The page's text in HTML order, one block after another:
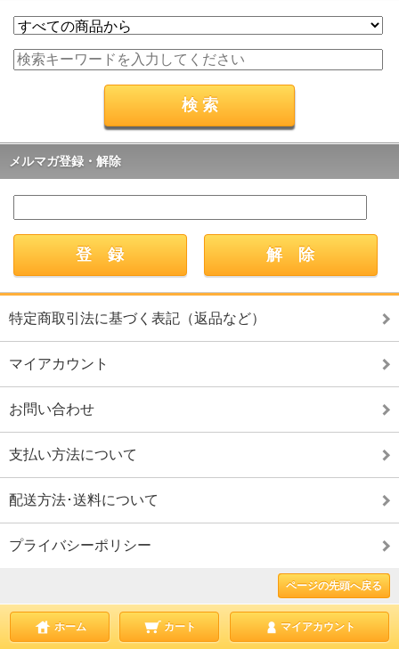
メルマガ登録・解除
特定商取引法に基づく表記（返品など）
マイアカウント
お問い合わせ
支払い方法について
配送方法･送料について
プライバシーポリシー
ページの先頭へ戻る
ホーム カート マイアカウント